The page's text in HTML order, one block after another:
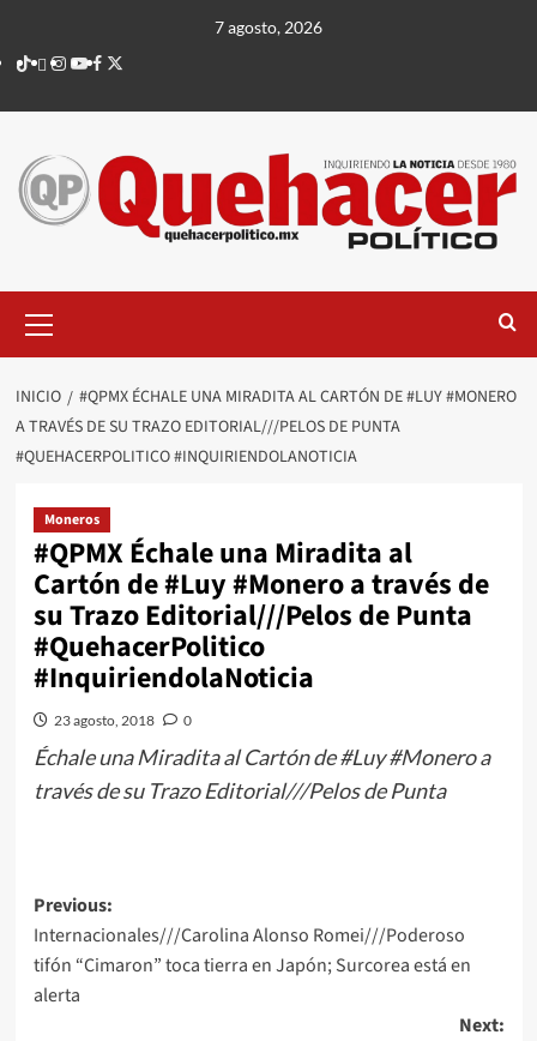
contenido
7 agosto, 2026
TikTok
threads
Instagram
Youtube
Facebook
X
principal
INICIO
#QPMX ÉCHALE UNA MIRADITA AL CARTÓN DE #LUY #MONERO
A TRAVÉS DE SU TRAZO EDITORIAL///PELOS DE PUNTA
#QUEHACERPOLITICO #INQUIRIENDOLANOTICIA
Moneros
#QPMX Échale una Miradita al
Cartón de #Luy #Monero a través de
su Trazo Editorial///Pelos de Punta
#QuehacerPolitico
#InquiriendolaNoticia
23 agosto, 2018 0
Échale una Miradita al Cartón de #Luy #Monero a
través de su Trazo Editorial///Pelos de Punta
Post
navigation
Previous:
Internacionales///Carolina Alonso Romei///Poderoso
tifón “Cimaron” toca tierra en Japón; Surcorea está en
alerta
Next: